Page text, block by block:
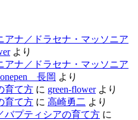
アナ／ドラセナ・マッソニア
より
アナ／ドラセナ・マッソニア
長岡 より
育て方 に green-flowerより
育て方 に 高崎勇二 より
バプティシアの育て方 に